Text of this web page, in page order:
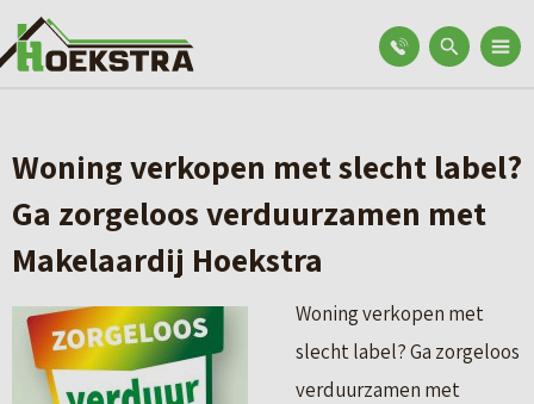
Woning verkopen met slecht label?
Ga zorgeloos verduurzamen met
Makelaardij Hoekstra
Woning verkopen met
slecht label? Ga zorgeloos
verduurzamen met